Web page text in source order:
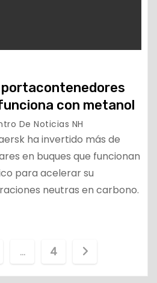
con metanol
De Noticias NH
ha invertido más de
en buques que funcionan
para acelerar su
neutras en carbono.
… 4